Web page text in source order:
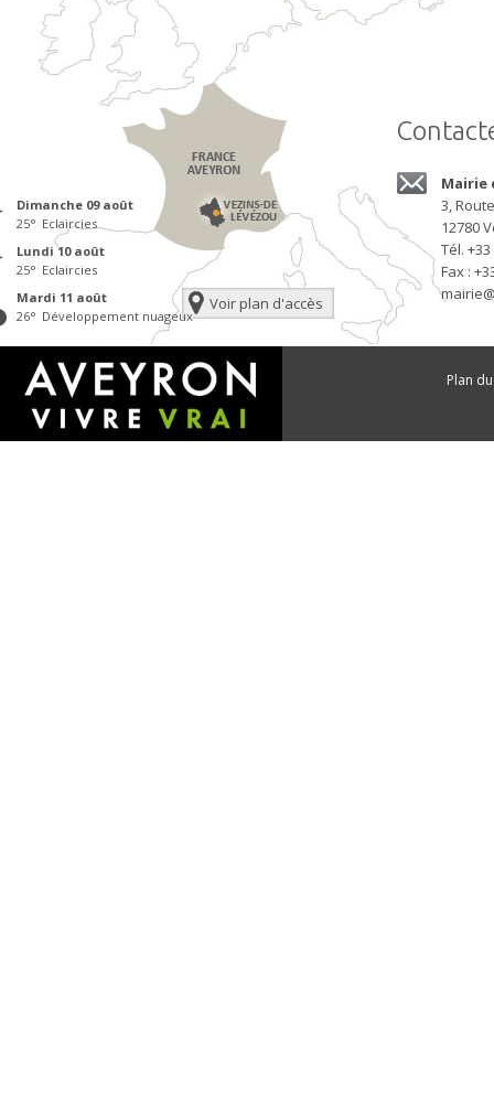
Mairie
3,
12780
Tél. +33
Fax :
Voir plan d'accès
dimanche 09août
25° Eclaircies
lundi 10août
25° Eclaircies
mardi 11 août
26° Développement nuageux
Plan